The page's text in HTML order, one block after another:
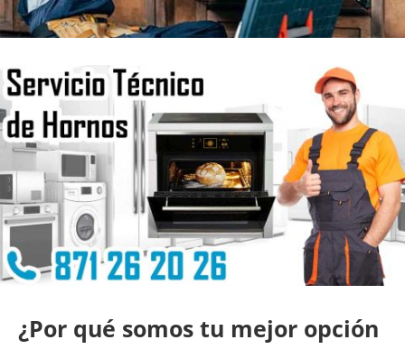
¿Por qué somos tu mejor opción